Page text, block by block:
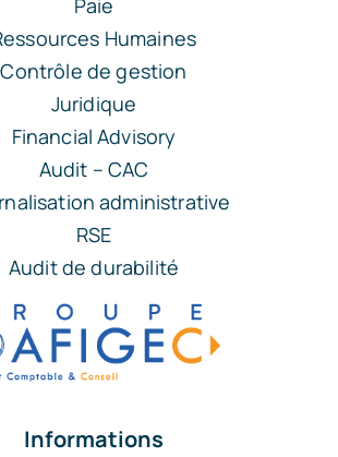
Humaines
Contrôle de gestion
Juridique
Financial Advisory
Audit – CAC
administrative
RSE
Audit de durabilité
Informations